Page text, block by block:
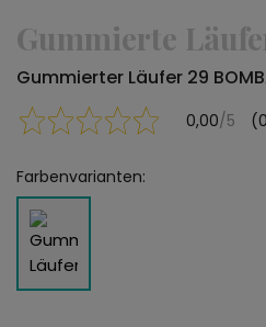
Gummierte
Gummierter Läufer 29
0,00/5
Farbenvarianten: